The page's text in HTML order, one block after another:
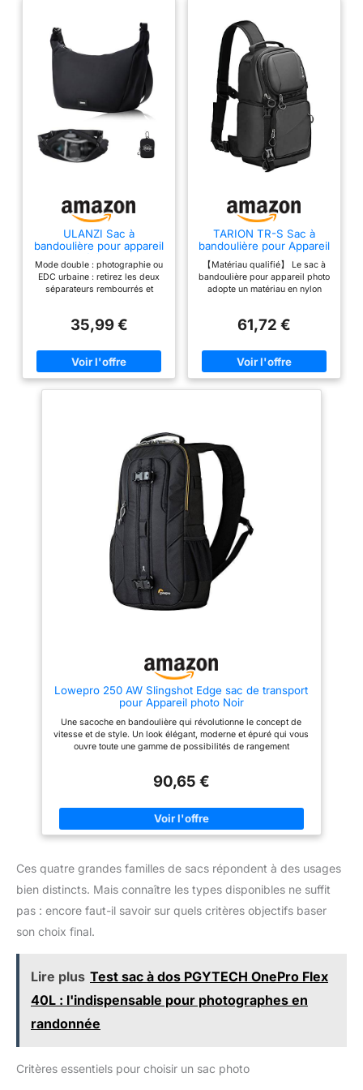
ULANZI Sac à
bandoulière pour appareil
séparateurs, étui léger
pour appareil photo
DSLR, accessoires pour
photographie en plein air,
Noir , 6 litri
Mode double : photographie ou
EDC urbaine : retirez les deux
séparateurs rembourrés et
1 objectif / appareil sans miroir
élégant sac à dos pour
documents, tablette 11" et
accessoires quotidiens
; intérieur doublé en velours
doux avec mousse perlée de 6
mm qui absorbe les chocs et
les vibrations. Seulement 350g
pour un volume d'environ 6L
Organisation intelligente dans
chaque poche : poche arrière
antivol avec fermeture éclair
cachée pour smartphone ou
passeport, compartiment
poches intérieures zippées,
poches élastiques pour
câbles/piles et mini pochette
incluse : chaque objet a sa
réglable de 81 à 119 cm avec
profil arqué qui répartit le poids
sur le dos, idéal pour vélo, moto
minimaliste : lignes épurées et
silhouette en demi-lune
inspirées de l'esthétique
look professionnel, ivoire clair
pour l'élégance décontractée.
le week-end ou en voyage : elle
tenues sans jamais détonner
35,99 €
TARION TR-S Sac à
bandoulière pour Appareil
Photo, Sac de Voyage
étanche pour Appareil
Photo, Sac à Dos Photo,
Sac à bandoulière pour
Housse de Pluie
【Matériau qualifié】 Le sac à
bandoulière pour appareil photo
adopte un matériau en nylon
conception de la coque dure
éléments internes des
dommages externes. 【Accès
latéral avec boucle de
appareil photo en quelques
secondes seulement. La boucle
de sécurité antivol peut arrêter
la perte de glissement de la
main et protéger efficacement
votre équipement de
photographie. 【Grande
capacité】 Le sac à bandoulière
pour appareil photo mesure 6,5
L, il est assez grand pour
contenir 1 appareil photo et 2
objectifs. Vous pouvez bricoler
ou un monopode. Une sangle
spéciale est conçue pour
trépied/monopode. 【Support
dorsal confortable】 Le dos et
la sangle de sangle rembourrés
chargé lors d'une randonnée ou
d'un voyage. La bandoulière est
longue et réglable, un poids
61,72 €
Lowepro 250 AW Slingshot Edge sac de transport
pour Appareil photo Noir
Une sacoche en bandoulière qui révolutionne le concept de
vitesse et de style. Un look élégant, moderne et épuré qui vous
ouvre toute une gamme de possibilités de rangement
90,65 €
Ces quatre grandes familles de sacs répondent à des usages
bien distincts. Mais connaître les types disponibles ne suffit
pas : encore faut-il savoir sur quels critères objectifs baser
son choix final.
Lire plus Test sac à dos PGYTECH OnePro Flex
40L : l'indispensable pour photographes en
randonnée
Critères essentiels pour choisir un sac photo